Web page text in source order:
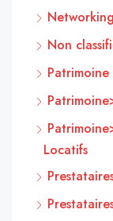
Networking
Non
Patrimoine
Locatifs